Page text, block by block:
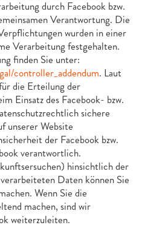
durch Facebook bzw.
Verantwortung. Die
wurden in einer
Verarbeitung festgehalten.
finden Sie unter:
controller_addendum. Laut
die Erteilung der
Einsatz des Facebook- bzw.
sichere
unserer Website
der Facebook bzw.
verantwortlich.
hinsichtlich der
Daten können Sie
Wenn Sie die
machen, sind wir
weiterzuleiten.